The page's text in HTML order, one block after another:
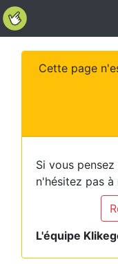
Cette page
Si vous
n'hésitez pas à
L'équipe